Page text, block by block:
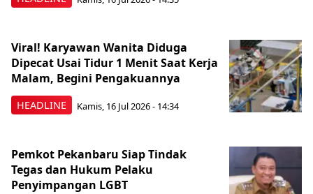
HEADLINE
Viral! Karyawan Wanita Diduga
Dipecat Usai Tidur 1 Menit Saat Kerja
Malam, Begini Pengakuannya
Kamis, 16 Jul 2026 - 14:34
Pemkot Pekanbaru Siap Tindak
Tegas dan Hukum Pelaku
Penyimpangan LGBT